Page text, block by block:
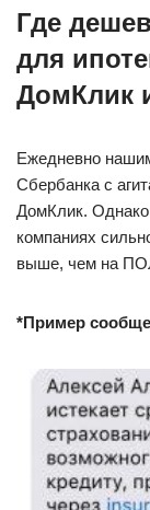
Где
для
ДомКлик
Ежедневно
Сбербанка с
ДомКлик. Однако
компаниях
выше, чем на
*Пример